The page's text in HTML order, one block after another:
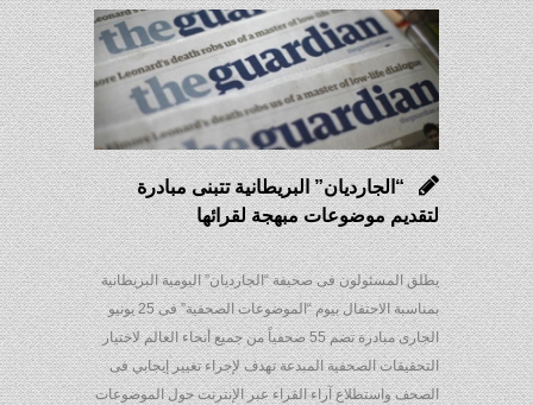
“الجارديان” البريطانية تتبنى مبادرة
لتقديم موضوعات مبهجة لقرائها
يطلق المسئولون فى صحيفة “الجارديان” اليومية البريطانية
بمناسبة الاحتفال بيوم “الموضوعات الصحفية” فى 25 يونيو
الجارى مبادرة تضم 55 صحفياً من جميع أنحاء العالم لاختيار
التحقيقات الصحفية المبدعة تهدف لإجراء تغيير إيجابي فى
الصحف واستطلاع آراء القراء عبر الإنترنت حول الموضوعات